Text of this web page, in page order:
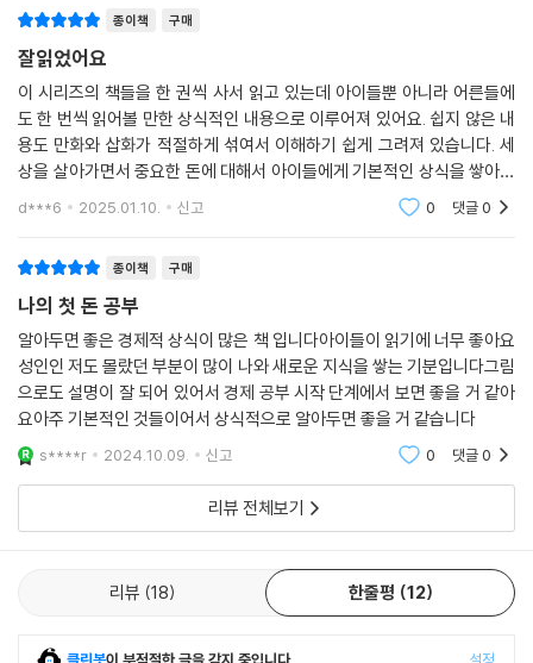
일부 내기 때문에 국가의 운영을 뒷받침한다고 볼 수 있어요. 또한 새롭게
사업을 시작하거나 기업을 만드는 것을 ‘창업’이라고 합니다. 창업으로 성
공한 사람들의 업적을 알리는 내용의 인터뷰나 글을 종종 볼 수 있는데, 그
것은 기업이 사회를 활성화하고 풍요롭게 만들기 때문입니다.
--- pp.96-97
급여명세서에는 여러 정보가 들어 있다
수입이 생기면 소득세와 주민세 등을 납부해야 해요. 회사원일 경우 내야
주기 때문이에요. 개인 사업자나 프리랜서 등의 경우 매년 5월까지
국세청 홈택스에서 종합 소득세 확정 신고를 해야 해요. 세금과 사회보험
료는 신고 내용을 바탕으로 계산된답니다. 지금부터는 회사원이 매월 받는
급여명세서 예시를 보면서 어느 정도의 돈을 납부하는지 살펴볼게요.
급여명세서에는 지급 내역과 공제 내역이 쓰여 있습니다. 명세서에 안내된
대로 지급 총액에서 각종 세금과 보험 등의 공제 총액을 뺀 차인지급액이
계좌로 입금돼요. 급여명세서 발급은 회사의 의무이기도 합니다. 그리고 1
년에 몇 회 혹은 회사의 실적이나 사원의 근무성과에 따라 상여금을 지급
하는 경우도 있어요. 이 상여금에서도 세금과 사회보험료가 공제됩니다.
이외에도 급여명세서에는 급여 계산의 기준이 되는 근로일 수, 야간 근로
하는 것을 넘어 시간 외 근무 시간 등이 제대로 계산됐는지, 자신이 얼마를
받고 세금을 어느 정도 내는지 급여명세서를 확인하는 습관을 길러야 합니
버렸을지도 모릅니다. 이 책을 만나게 돼서 정말 다행이라고 생각합니다.
(17세, 고등학생)
이 책을 통해 시간과 돈의 중요성에 대해 깨닫게 되었습니다. 청소년뿐만
아니라 취업을 앞둔 분들에게도 추천하고 싶습니다. (20대, 대학생)
만화의 내용이 감동적이어서 조금 울컥하고 말았습니다. 어른들에게도 추
전시하고 싶습니다. (40대, 서점 직원)
스토리와 해설의 조합이 아주 좋았고, 마지막 부분에 가서는 눈물이 났습
니다. 어른에게도 중요한 것이 가득 담겨 있는 책입니다. 추천합니다. (50
대, 개인 사업가)
돈의 개념과 더불어 일하는 방식을 생각하는 계기가 되었습니다. (30대,
편집자/작가)
돈에 관한 책은 많이 읽어봤지만, 이 책은 나이와 상관없이 많은 사람이 쉽
게 배울 수 있는 책입니다. 좀 더 어릴 때 이런 책을 만났으면 얼마나 좋았
종이책 구매
잘읽었어요
이 시리즈의 책들을 한 권씩 사서 읽고 있는데 아이들뿐 아니라 어른들에
도 한 번씩 읽어볼 만한 상식적인 내용으로 이루어져 있어요. 쉽지 않은 내
용도 만화와 삽화가 적절하게 섞여서 이해하기 쉽게 그려져 있습니다. 세
상을 살아가면서 중요한 돈에 대해서 아이들에게 기본적인 상식을 쌓아주
기에 좋은 책이에요.
d***6 2025.01.10. 신고 0 댓글0
종이책 구매
나의 첫 돈 공부
알아두면 좋은 경제적 상식이 많은 책 입니다아이들이 읽기에 너무 좋아요
성인인 저도 몰랐던 부분이 많이 나와 새로운 지식을 쌓는 기분입니다그림
으로도 설명이 잘 되어 있어서 경제 공부 시작 단계에서 보면 좋을 거 같아
요아주 기본적인 것들이어서 상식적으로 알아두면 좋을 거 같습니다
s****r 2024.10.09. 신고 0 댓글0
리뷰 전체보기
리뷰 18 한줄평 12